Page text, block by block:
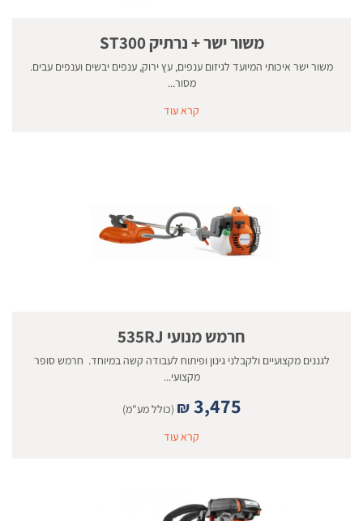
משור ישר + נרתיק ST300
משור ישר איכותי המיועד לגיזום ענפים, עץ ירוק, ענפים יבשים וענפים עבים.
מסור...
קרא עוד
חרמש מנועי 535RJ
לגננים מקצועיים ולקבלני גינון ופיתוח לעבודה קשה במיוחד. חרמש סופר
מקצועי...
₪ 3,475
(כולל מע"מ)
קרא עוד